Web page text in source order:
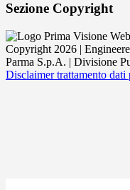
Sezione Copyright
Copyright 2026 |
Parma S.p.A. | Divisione
Disclaimer trattamento dati